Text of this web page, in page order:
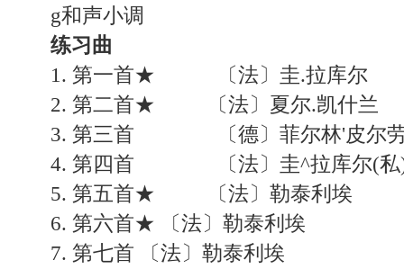
g和声小调
练习曲
1. 第一首★ 〔法〕圭.拉库尔
2. 第二首★ 〔法〕夏尔.凯什兰
3. 第三首 〔德〕菲尔林'皮尔
4. 第四首 〔法〕圭^拉库尔(私
5. 第五首★ 〔法〕勒泰利埃
6. 第六首★ 〔法〕勒泰利埃
7. 第七首 〔法〕勒泰利埃